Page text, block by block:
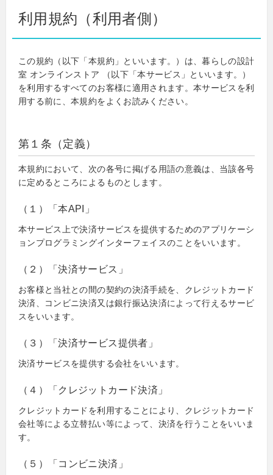
利用規約（利用者側）
この規約（以下「本規約」といいます。）は、暮らしの設計
室 オンラインストア （以下「本サービス」といいます。）
を利用するすべてのお客様に適用されます。本サービスを利
用する前に、本規約をよくお読みください。
第１条（定義）
本規約において、次の各号に掲げる用語の意義は、当該各号
に定めるところによるものとします。
（１）「本API」
本サービス上で決済サービスを提供するためのアプリケーシ
ョンプログラミングインターフェイスのことをいいます。
（２）「決済サービス」
お客様と当社との間の契約の決済手続を、クレジットカード
決済、コンビニ決済又は銀行振込決済によって行えるサービ
スをいいます。
（３）「決済サービス提供者」
決済サービスを提供する会社をいいます。
（４）「クレジットカード決済」
クレジットカードを利用することにより、クレジットカード
会社等による立替払い等によって、決済を行うことをいいま
す。
（５）「コンビニ決済」